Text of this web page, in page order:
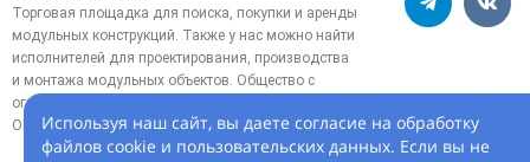
Используя наш сайт, вы даете согласие на обработку
файлов cookie и пользовательских данных. Если вы не
Торговая площадка для поиска, покупки и аренды
модульных конструкций. Также у нас можно найти
исполнителей для проектирования, производства
и монтажа модульных объектов. Общество с
ограниченной ответственностью «Модуль-трейд»,
ОГРН 1254700005119